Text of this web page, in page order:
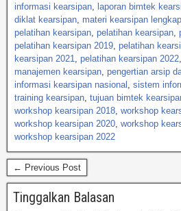
informasi kearsipan laporan bimtek
diklat kearsipan materi kearsipan lengkap
pelatihan kearsipan pelatihan kearsipan
pelatihan kearsipan 2019 pelatihan
kearsipan 2021
pelatihan kearsipan 2022
manajemen kearsipan pengertian arsip
informasi kearsipan nasional sistem
training kearsipan tujuan bimtek
workshop kearsipan 2018 workshop
workshop kearsipan 2020 workshop
workshop kearsipan 2022
← Previous Post
Tinggalkan Balasan